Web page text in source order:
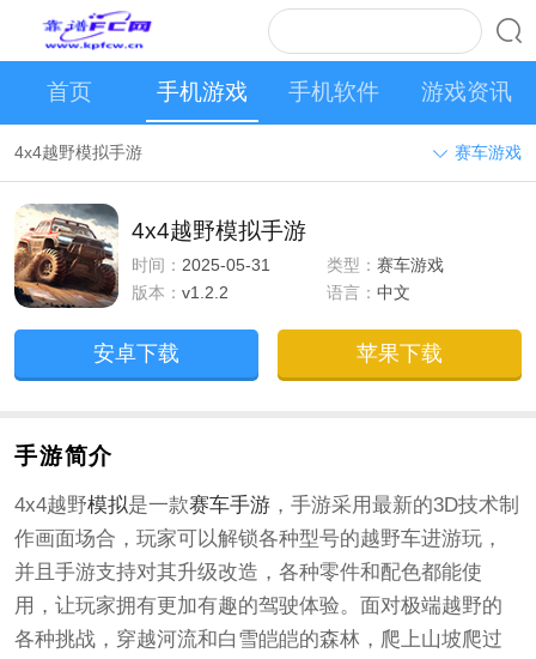
首页 手机游戏 手机软件 游戏资讯
4x4越野模拟手游 赛车游戏
4x4越野模拟手游
时间： 2025-05-31 类型：赛车游戏
版本：v1.2.2 语言：中文
安卓下载 苹果下载
手游简介
4x4越野模拟是一款赛车手游，手游采用最新的3D技术制
作画面场合，玩家可以解锁各种型号的越野车进游玩，
并且手游支持对其升级改造，各种零件和配色都能使
用，让玩家拥有更加有趣的驾驶体验。面对极端越野的
各种挑战，穿越河流和白雪皑皑的森林，爬上山坡爬过